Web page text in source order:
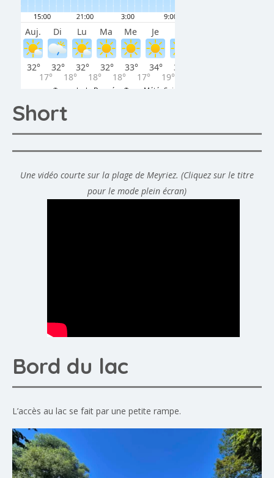
Short
Une vidéo courte sur la plage de Meyriez. (Cliquez sur le titre
pour le mode plein écran)
Bord du lac
L’accès au lac se fait par une petite rampe.